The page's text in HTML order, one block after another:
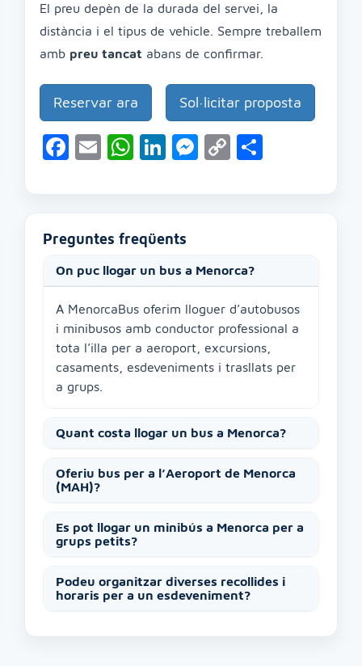
El preu depèn de la durada del servei, la
distància i el tipus de vehicle. Sempre treballem
amb preu tancat abans de confirmar.
Reservar ara Sol·licitar proposta
Facebook
EmailWhatsApp
LinkedIn
Messenger
Copy
Preguntes freqüents
On puc llogar un bus a Menorca?
A MenorcaBus oferim lloguer d’autobusos
i minibusos amb conductor professional a
tota l’illa per a aeroport, excursions,
casaments, esdeveniments i trasllats per
a grups.
Quant costa llogar un bus a Menorca?
Oferiu bus per a l’Aeroport de Menorca
(MAH)?
Es pot llogar un minibús a Menorca per a
grups petits?
Podeu organitzar diverses recollides i
horaris per a un esdeveniment?